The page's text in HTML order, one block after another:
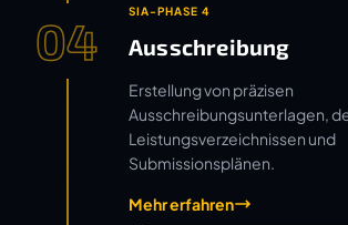
04 SIA-PHASE 4
Ausschreibung
Erstellung von präzisen
Ausschreibungsunterlagen,
Leistungsverzeichnissen und
Submissionsplänen.
Mehr erfahren